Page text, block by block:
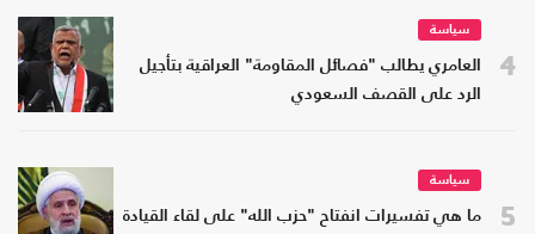
4
سياسة
العامري يطالب "فصائل المقاومة" العراقية بتأجيل
الرد على القصف السعودي
5
سياسة
ما هي تفسيرات انفتاح "حزب الله" على لقاء القيادة